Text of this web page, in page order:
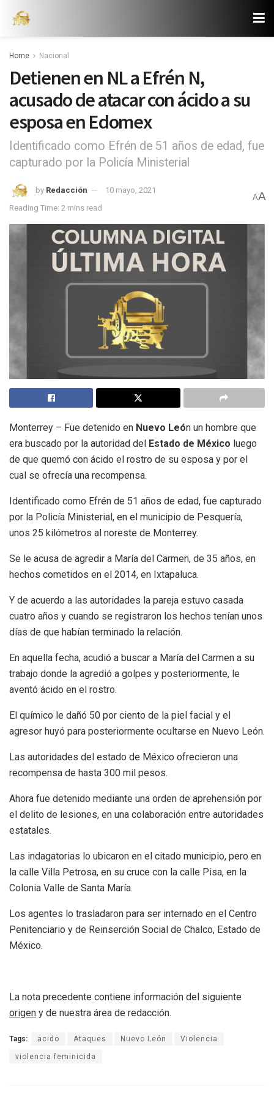
Home Nacional
Detienen en NL a Efrén N,
acusado de atacar con ácido a su
esposa en Edomex
Identificado como Efrén de 51 años de edad, fue
capturado por la Policía Ministerial
by Redacción
10 mayo, 2021
Reading Time: 2 mins read
AA
Monterrey – Fue detenido en Nuevo León un hombre que
era buscado por la autoridad del
Estado de México luego
de que quemó con ácido el rostro de su esposa y por el
cual se ofrecía una recompensa.
Identificado como Efrén de 51 años de edad, fue capturado
por la Policía Ministerial, en el municipio de Pesquería,
unos 25 kilómetros al noreste de Monterrey.
Se le acusa de agredir a María del Carmen, de 35 años, en
hechos cometidos en el 2014, en Ixtapaluca.
Y de acuerdo a las autoridades la pareja estuvo casada
cuatro años y cuando se registraron los hechos tenían unos
días de que habían terminado la relación.
En aquella fecha, acudió a buscar a María del Carmen a su
trabajo donde la agredió a golpes y posteriormente, le
aventó ácido en el rostro.
El químico le dañó 50 por ciento de la piel facial y el
agresor huyó para posteriormente ocultarse en Nuevo León.
Las autoridades del estado de México ofrecieron una
recompensa de hasta 300 mil pesos.
Ahora fue detenido mediante una orden de aprehensión por
el delito de lesiones, en una colaboración entre autoridades
estatales.
Las indagatorias lo ubicaron en el citado municipio, pero en
la calle Villa Petrosa, en su cruce con la calle Pisa, en la
Colonia Valle de Santa María.
Los agentes lo trasladaron para ser internado en el Centro
Penitenciario y de Reinserción Social de Chalco, Estado de
México.
La nota precedente contiene información del siguiente
origen y de nuestra área de redacción.
Tags: acido Ataques Nuevo León Violencia
violencia feminicida